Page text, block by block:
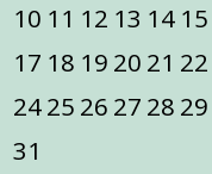
10 11 12 13 14 15
17 18 19 20 21 22
2425 26 27 28 29
31